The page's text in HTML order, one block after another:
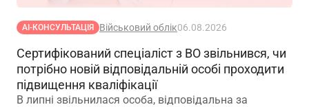
АІ-КОНСУЛЬТАЦІЯ Військовий облік06.08.2026
Сертифікований спеціаліст з ВО звільнився, чи
потрібно новій відповідальній особі проходити
підвищення кваліфікації
В липні звільнилася особа, відповідальна за